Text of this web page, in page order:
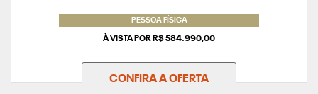
PESSOA FÍSICA
À VISTA POR R$ 584.990,00
CONFIRA A OFERTA